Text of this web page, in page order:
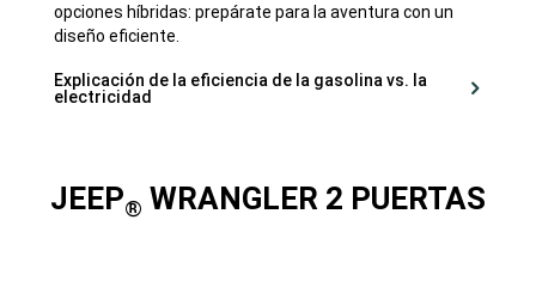
opciones híbridas: prepárate para la aventura con un
diseño eficiente.
Explicación de la eficiencia de la gasolina vs. la
electricidad
JEEP® WRANGLER 2 PUERTAS